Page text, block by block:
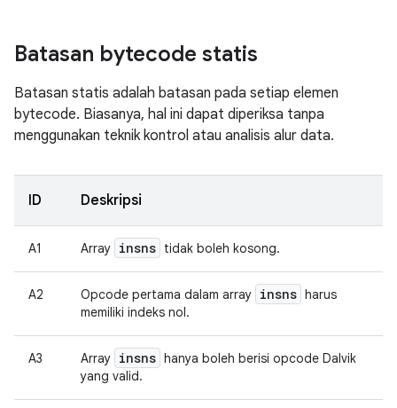
Batasan bytecode statis
Batasan statis adalah batasan pada setiap elemen
bytecode. Biasanya, hal ini dapat diperiksa tanpa
menggunakan teknik kontrol atau analisis alur data.
ID Deskripsi
A1 Array insns tidak boleh kosong.
A2 Opcode pertama dalam array insns harus
memiliki indeks nol.
A3 Array insns hanya boleh berisi opcode Dalvik
yang valid.